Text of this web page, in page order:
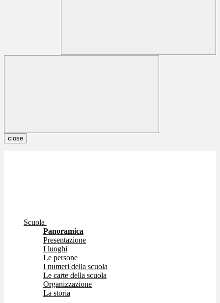
close
Scuola
Panoramica
Presentazione
I luoghi
Le persone
I numeri della scuola
Le carte della scuola
Organizzazione
La storia